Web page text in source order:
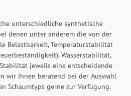
unterschiedliche synthetische
denen unter anderem die von der
Belastbarkeit, Temperaturstabilität
Wasserstabilität,
jeweils eine entscheidende
wir Ihnen beratend bei der Auswahl
Schaumtyps gerne zur Verfügung.